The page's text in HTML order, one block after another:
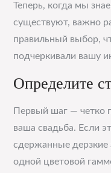
Теперь, когда мы
существуют, важно
правильный выбор,
подчеркивали вашу
Определите
Первый шаг — четко
ваша свадьба. Если
сдержанные
одной цветовой